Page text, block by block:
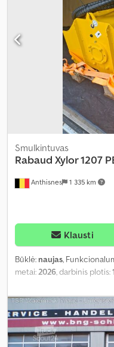
Anthisnes 1 335 km
Smulkintuvas
Rabaud Xylor 1207
Klausti
Būklė: naujas,
metai:2026, darbinis plotis: